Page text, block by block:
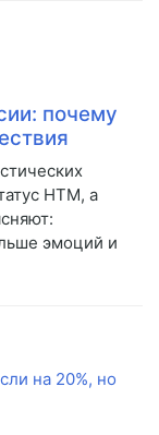
почему
НТМ, а
эмоций и